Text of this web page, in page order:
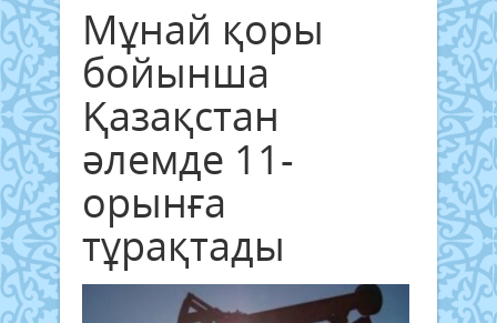
Мұнай қоры
бойынша
Қазақстан
әлемде 11-
орынға
тұрақтады